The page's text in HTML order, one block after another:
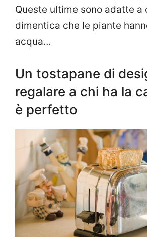
Queste ultime sono adatte a
dimentica che le piante
acqua…
Un tostapane di
regalare a chi ha la
è perfetto